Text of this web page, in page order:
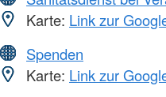
Karte: Link zur
Spenden
Karte: Link zur